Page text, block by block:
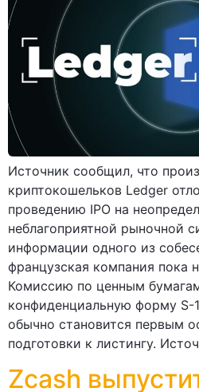
Источник сообщил, что
криптокошельков Ledger
проведению IPO на
неблагоприятной рыночной
информации одного из
французская компания пока
Комиссию по ценным
конфиденциальную форму
обычно становится первым
подготовки к листингу.
Zcash